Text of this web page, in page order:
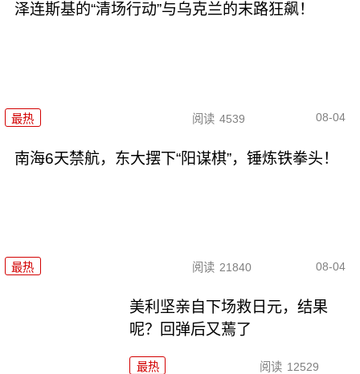
泽连斯基的“清场行动”与乌克兰的末路狂飙！
最热 阅读 4539 08-04
南海6天禁航，东大摆下“阳谋棋”，锤炼铁拳头！
最热 阅读 21840 08-04
美利坚亲自下场救日元，结果
呢？回弹后又蔫了
最热 阅读 12529